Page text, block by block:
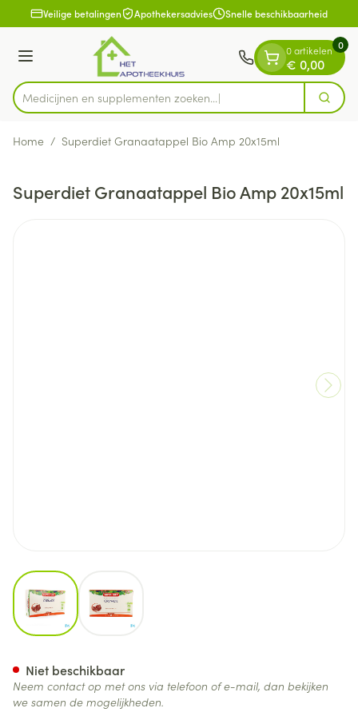
Ga naar de inhoud
1 van 1Veilige betalingen Apothekersadvies Snelle beschikbaarheid
Menu
Product, merk, categorie...
Medicijnen en supplementen zoeken... Zoek
0 artikelen
€ 0,00
0
Home / Superdiet Granaatappel Bio Amp 20x15ml
Superdiet Granaatappel Bio Amp 20x15ml
View larger image
Niet beschikbaar
Neem contact op met ons via telefoon of e-mail, dan bekijken
we samen de mogelijkheden.